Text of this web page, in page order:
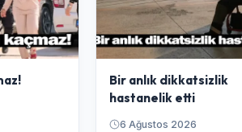
Bir anlık dikkatsizlik
hastanelik etti
6 Ağustos 2026